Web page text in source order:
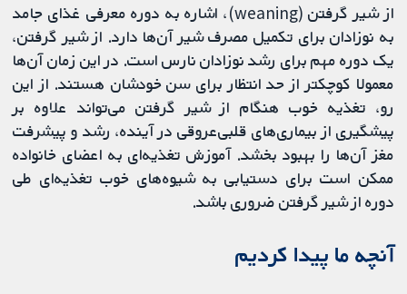
از شیر گرفتن (weaning)، اشاره به دوره معرفی غذای جامد
به نوزادان برای تکمیل مصرف شیر آن‌ها دارد. از شیر گرفتن،
یک دوره مهم برای رشد نوزادان نارس است. در این زمان آن‌ها
معمولا کوچکتر از حد انتظار برای سن‌ خودشان هستند. از این
رو، تغذیه خوب هنگام از شیر گرفتن می‌تواند علاوه‌ بر
پیشگیری از بیماری‌های قلبی‌عروقی در آینده، رشد و پیشرفت
مغز آن‌ها را بهبود بخشد. آموزش تغذیه‌ای به اعضای خانواده
ممکن است برای دستیابی به شیوه‌های خوب تغذیه‌ای طی
دوره از شیر گرفتن ضروری باشد.
آنچه ما پیدا کردیم